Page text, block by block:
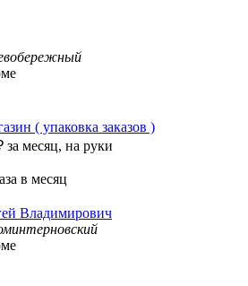
( упаковка заказов )
за месяц, на руки
в месяц
Владимирович